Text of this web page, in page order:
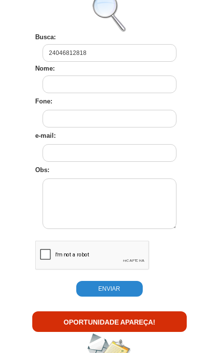
Busca:
Nome:
Fone:
e-mail:
Obs:
OPORTUNIDADE APAREÇA!